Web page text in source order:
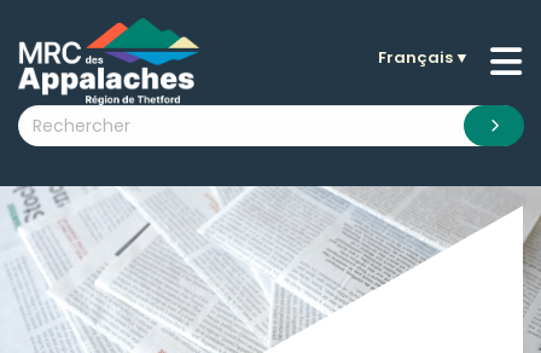
submenu (La MRC )
submenu (Citoyens )
submenu (Visiteurs )
submenu (Nouvelles )
submenu (Documentation )
Français▼